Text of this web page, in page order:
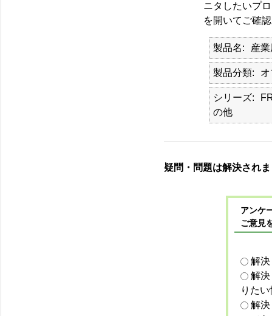
ニタしたいプ
を開いてご確
製品名 産
製品分類
シリーズ
の他
疑問・問題は解決され
アンケ
ご意見
解
解
りた
解